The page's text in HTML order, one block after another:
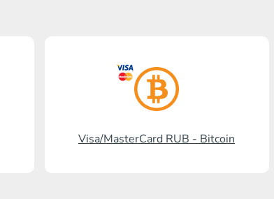
Промсвязбанк
Руски стандарт
Visa/MasterCard RUB - Bitcoin